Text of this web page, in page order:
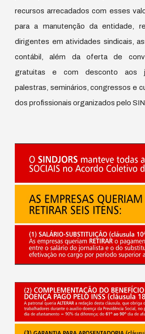
recursos arrecadados com esses
para a manutenção da entidade,
dirigentes em atividades sindicais,
contábil, além da oferta de
gratuitas e com desconto aos
palestras, seminários, congressos e
dos profissionais organizados pelo